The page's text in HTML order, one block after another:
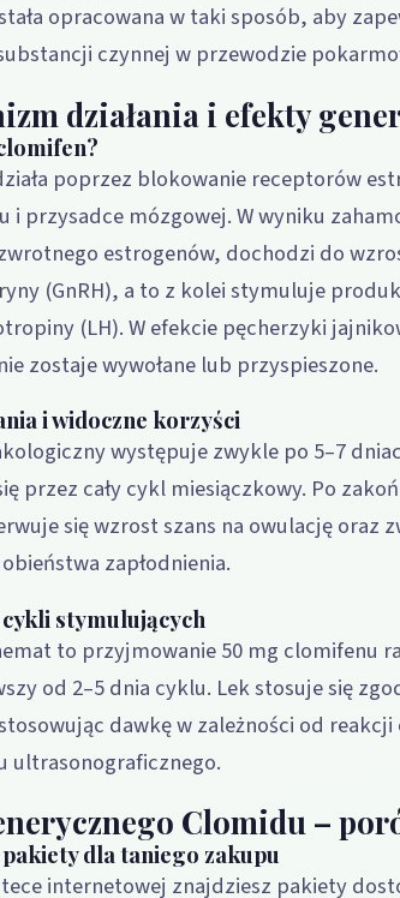
opracowana w taki sposób, aby
czynnej w przewodzie
działania i efekty
poprzez blokowanie receptorów
i przysadce mózgowej. W wyniku
estrogenów, dochodzi do
(GnRH), a to z kolei stymuluje
(LH). W efekcie pęcherzyki
zostaje wywołane lub przyspieszone.
i widoczne korzyści
występuje zwykle po 5–7
przez cały cykl miesiączkowy. Po
się wzrost szans na owulację oraz
zapłodnienia.
stymulujących
to przyjmowanie 50 mg clomifenu
od 2–5 dnia cyklu. Lek stosuje się
dawkę w zależności od
ultrasonograficznego.
Clomidu –
dla taniego zakupu
internetowej znajdziesz pakiety